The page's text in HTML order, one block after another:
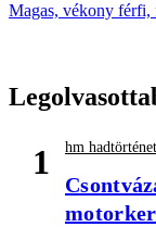
Magas, vékony férfi,
1 hm